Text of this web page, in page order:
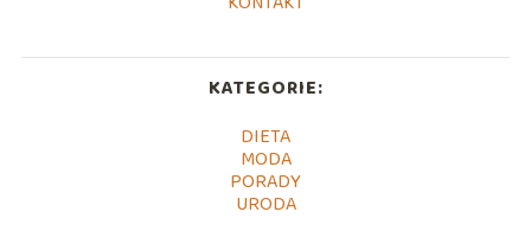
KATEGORIE:
DIETA
MODA
PORADY
URODA